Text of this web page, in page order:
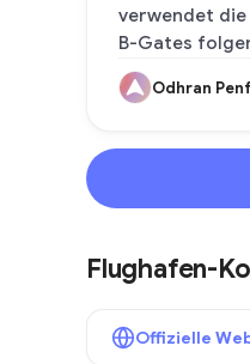
verwendet die
B-Gates
Odhran
Flughafen-
Offizielle